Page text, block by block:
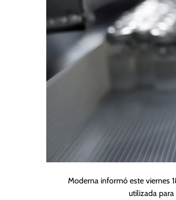
Moderna informó este viernes
utilizada